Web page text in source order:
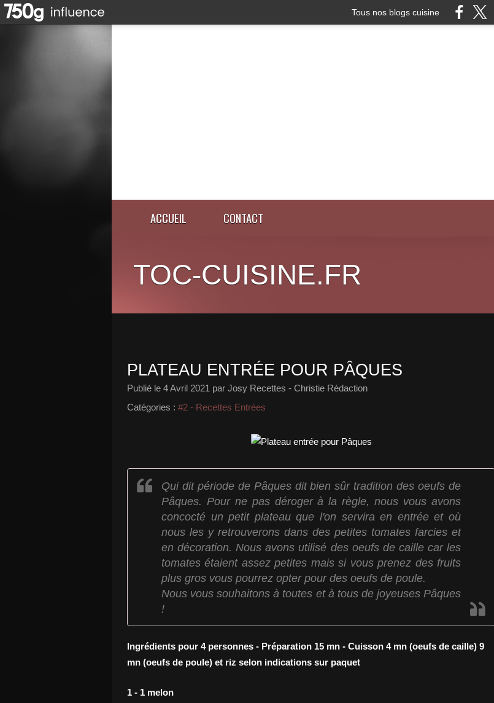
Tous nos blogs cuisine
ACCUEIL CONTACT
TOC-CUISINE.FR
PLATEAU ENTRÉE POUR PÂQUES
Publié le 4 Avril 2021 par Josy Recettes - Christie Rédaction
Catégories : #2 - Recettes Entrées
Qui dit période de Pâques dit bien sûr tradition des oeufs de
Pâques. Pour ne pas déroger à la règle, nous vous avons
concocté un petit plateau que l'on servira en entrée et où
nous les y retrouverons dans des petites tomates farcies et
en décoration. Nous avons utilisé des oeufs de caille car les
tomates étaient assez petites mais si vous prenez des fruits
plus gros vous pourrez opter pour des oeufs de poule.
Nous vous souhaitons à toutes et à tous de joyeuses Pâques
!
Ingrédients pour 4 personnes - Préparation 15 mn - Cuisson 4 mn (oeufs de caille) 9
mn (oeufs de poule) et riz selon indications sur paquet
1 - 1 melon